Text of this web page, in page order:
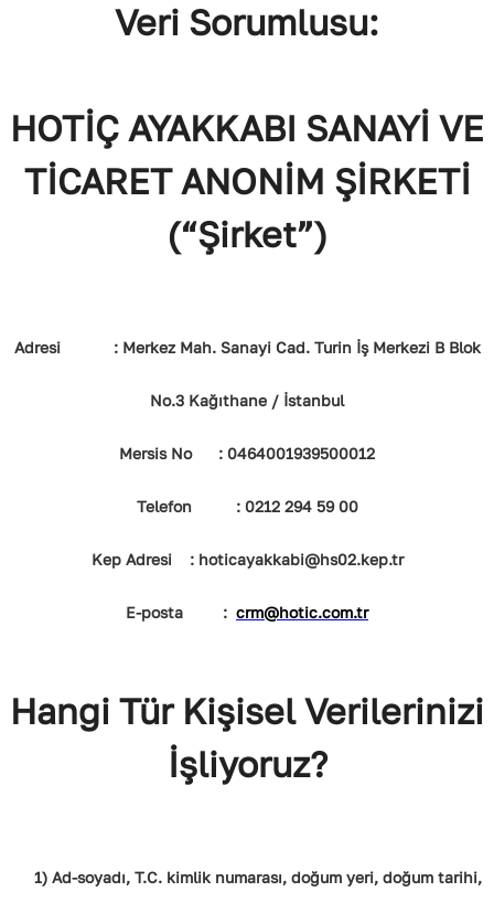
Veri Sorumlusu:
HOTİÇ AYAKKABI SANAYİ VE
TİCARET ANONİM ŞİRKETİ
(“Şirket”)
Adresi : Merkez Mah. Sanayi Cad. Turin İş Merkezi B Blok
No.3 Kağıthane / İstanbul
Mersis No : 0464001939500012
Telefon : 0212 294 59 00
Kep Adresi : hoticayakkabi@hs02.kep.tr
E-posta : crm@hotic.com.tr
Hangi Tür Kişisel Verilerinizi
İşliyoruz?
1) Ad-soyadı, T.C. kimlik numarası, doğum yeri, doğum tarihi,